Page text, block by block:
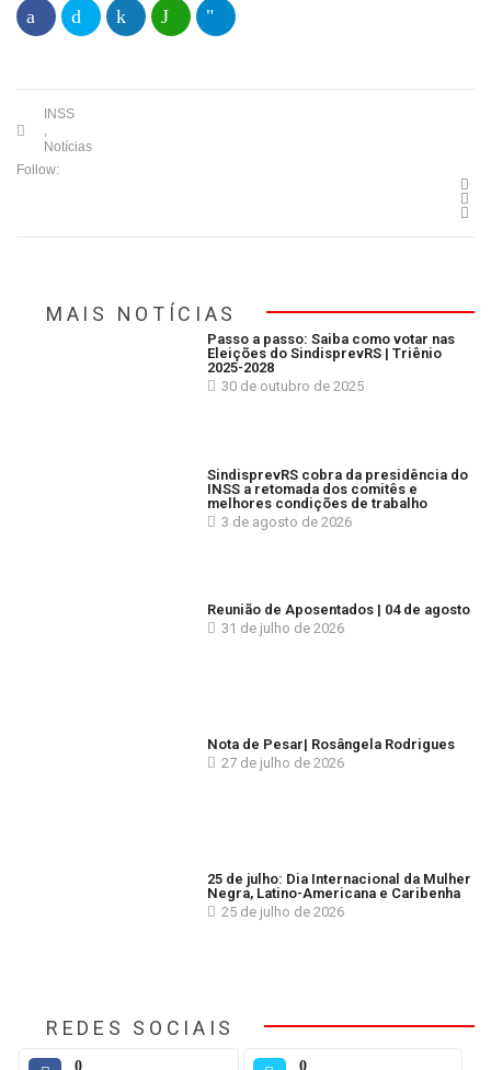
INSS
,
Notícias
Follow:
MAIS NOTÍCIAS
Passo a passo: Saiba como votar nas
Eleições do SindisprevRS | Triênio
2025-2028
30 de outubro de 2025
SindisprevRS cobra da presidência do
INSS a retomada dos comitês e
melhores condições de trabalho
3 de agosto de 2026
Reunião de Aposentados | 04 de agosto
31 de julho de 2026
Nota de Pesar| Rosângela Rodrigues
27 de julho de 2026
25 de julho: Dia Internacional da Mulher
Negra, Latino-Americana e Caribenha
25 de julho de 2026
REDES SOCIAIS
0 0